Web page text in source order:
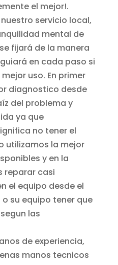
el mejor!.
servicio local,
mental de
fijará de la manera
en cada paso si
uso. En primer
diagnostico desde
del problema y
ya que
no tener el
utilizamos la mejor
y en la
reparar casi
el equipo desde el
su equipo tener que
las
de experiencia,
manos tecnicos